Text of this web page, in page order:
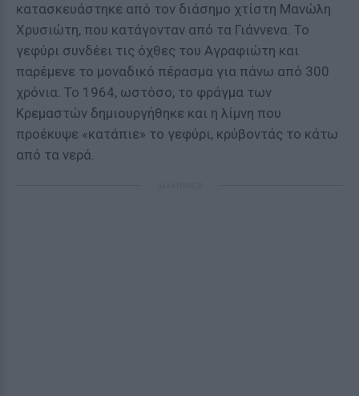
κατασκευάστηκε από τον διάσημο χτίστη Μανώλη
Χρυσιώτη, που κατάγονταν από τα Γιάννενα. Το
γεφύρι συνδέει τις όχθες του Αγραφιώτη και
παρέμενε το μοναδικό πέρασμα για πάνω από 300
χρόνια. Το 1964, ωστόσο, το φράγμα των
Κρεμαστών δημιουργήθηκε και η λίμνη που
προέκυψε «κατάπιε» το γεφύρι, κρύβοντάς το κάτω
από τα νερά.